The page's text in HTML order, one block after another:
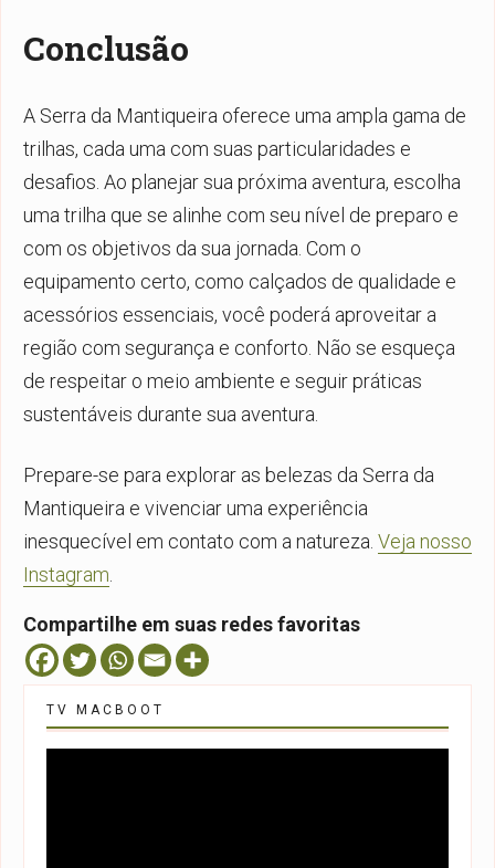
Conclusão
A Serra da Mantiqueira oferece uma ampla gama de
trilhas, cada uma com suas particularidades e
desafios. Ao planejar sua próxima aventura, escolha
uma trilha que se alinhe com seu nível de preparo e
com os objetivos da sua jornada. Com o
equipamento certo, como calçados de qualidade e
acessórios essenciais, você poderá aproveitar a
região com segurança e conforto. Não se esqueça
de respeitar o meio ambiente e seguir práticas
sustentáveis durante sua aventura.
Prepare-se para explorar as belezas da Serra da
Mantiqueira e vivenciar uma experiência
inesquecível em contato com a natureza. Veja nosso
Instagram
Compartilhe em suas redes favoritas
TV MACBOOT